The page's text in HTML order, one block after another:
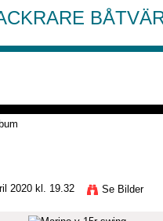
2020 kl. 19.32 Se Bilder